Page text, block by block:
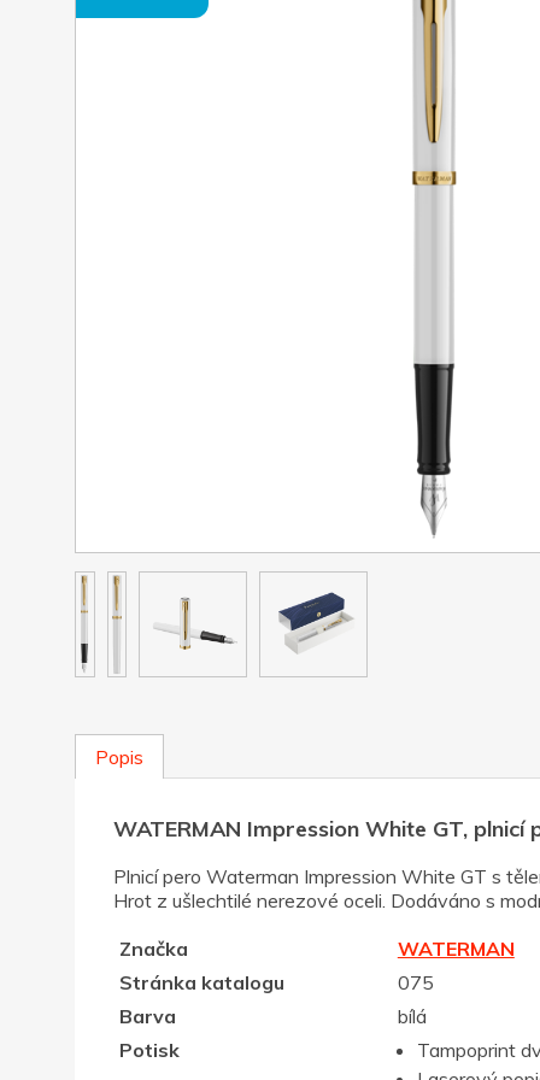
Popis
WATERMAN Impression White GT, plnicí
Plnicí pero Waterman Impression White GT s
Hrot z ušlechtilé nerezové oceli. Dodáváno s
Značka
WATERMAN
Stránka katalogu
075
Barva
bílá
Potisk
Tampoprint